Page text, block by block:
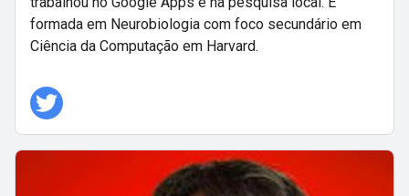
formada em Neurobiologia com foco secundário em
Ciência da Computação em Harvard.